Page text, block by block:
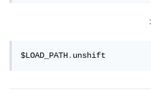
$LOAD_PATH.unshift